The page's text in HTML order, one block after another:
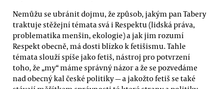
Nemůžu se ubránit dojmu, že způsob, jakým pan Tabery
traktuje stěžejní témata svá i Respektu (lidská práva,
problematika menšin, ekologie) a jak jim rozumí
Respekt obecně, má dosti blízko k fetišismu. Tahle
témata slouží spíše jako fetiš, nástroj pro potvrzení
toho, že „my“ máme správný názor a že se pozvedáme
nad obecný kal české politiky — a jakožto fetiš se také